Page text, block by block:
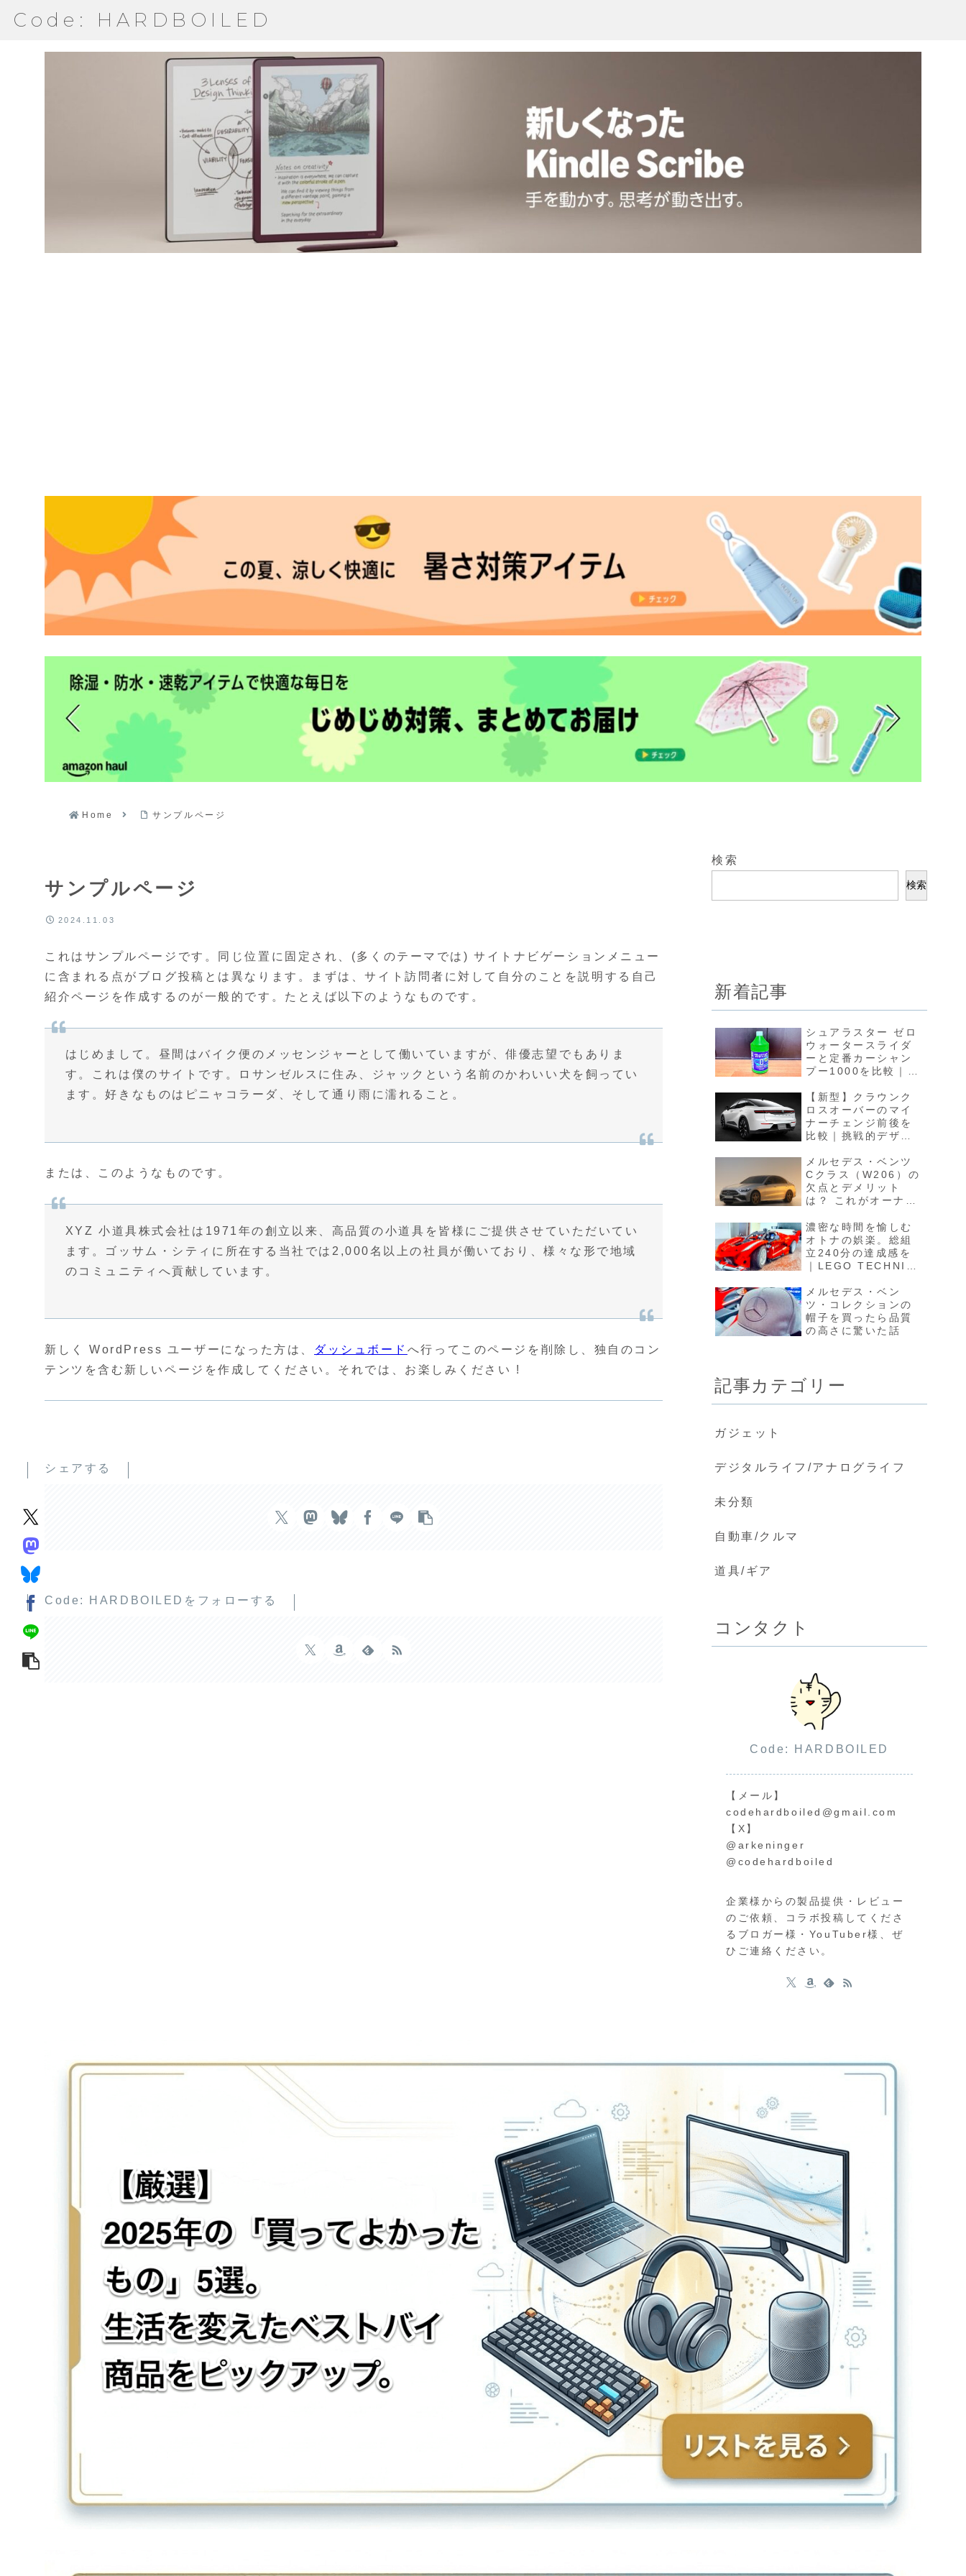
Code: HARDBOILED
Home サンプルページ
サンプルページ
2024.11.03
これはサンプルページです。同じ位置に固定され、(多くのテーマでは) サイトナビゲーションメニュー
に含まれる点がブログ投稿とは異なります。まずは、サイト訪問者に対して自分のことを説明する自己
紹介ページを作成するのが一般的です。たとえば以下のようなものです。
はじめまして。昼間はバイク便のメッセンジャーとして働いていますが、俳優志望でもありま
す。これは僕のサイトです。ロサンゼルスに住み、ジャックという名前のかわいい犬を飼ってい
ます。好きなものはピニャコラーダ、そして通り雨に濡れること。
または、このようなものです。
XYZ 小道具株式会社は1971年の創立以来、高品質の小道具を皆様にご提供させていただいてい
ます。ゴッサム・シティに所在する当社では2,000名以上の社員が働いており、様々な形で地域
のコミュニティへ貢献しています。
新しく WordPress ユーザーになった方は、 ダッシュボード へ行ってこのページを削除し、独自のコン
テンツを含む新しいページを作成してください。それでは、お楽しみください !
シェアする
Code: HARDBOILEDをフォローする
検索
検索
新着記事
シュアラスター ゼロ
ウォータースライダ
ーと定番カーシャン
プー1000を比較｜水
ンプーという新ジャ
ンル
【新型】クラウンク
ロスオーバーのマイ
ナーチェンジ前後を
比較｜挑戦的デザイ
すトヨタの強さ
メルセデス・ベンツ
Cクラス（W206）の
欠点とデメリット
は？ これがオーナー
濃密な時間を愉しむ
オトナの娯楽。総組
立240分の達成感を
｜LEGO TECHNIC
メルセデス・ベン
ツ・コレクションの
帽子を買ったら品質
の高さに驚いた話
記事カテゴリー
ガジェット
デジタルライフ/アナログライフ
未分類
自動車/クルマ
道具/ギア
コンタクト
Code: HARDBOILED
【メール】
codehardboiled@gmail.com
【X】
@arkeninger
@codehardboiled
企業様からの製品提供・レビュー
のご依頼、コラボ投稿してくださ
るブロガー様・YouTuber様、ぜ
ひご連絡ください。